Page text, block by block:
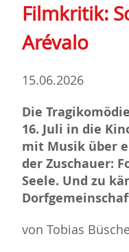
Filmkritik:
Arévalo
15.06.2026
Die
16. Juli in die
mit Musik über
der Zuschauer:
Seele. Und zu
von Tobias